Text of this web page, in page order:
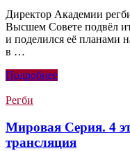
Директор Академии
Высшем Совете подвёл
и поделился её планами
в …
Подробнее
Регби
Мировая Серия. 4
трансляция